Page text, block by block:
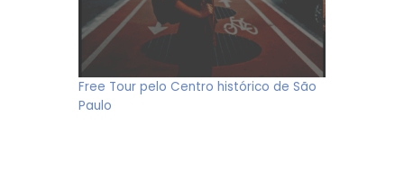
Free Tour pelo Centro histórico de São
Paulo